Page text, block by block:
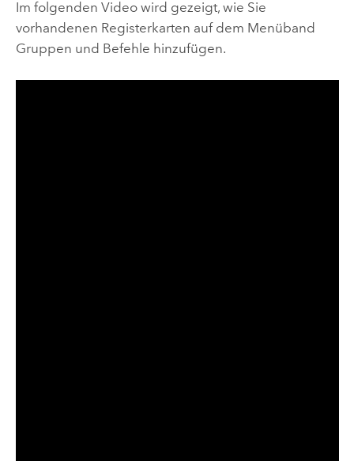
Im folgenden Video wird gezeigt, wie Sie
vorhandenen Registerkarten auf dem Menüband
Gruppen und Befehle hinzufügen.